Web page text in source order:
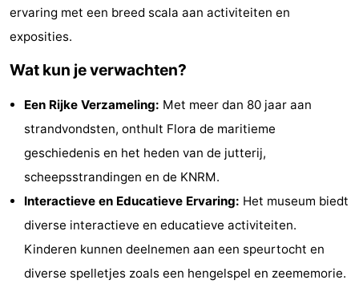
uitkijkpunten
Overnachten
Bosch
Zee
De
Vlijt
Hoeve
Holland
-
Land
en
Strandhuys
ervaring met een breed scala aan activiteiten en
exposities.
Wat kun je verwachten?
Een Rijke Verzameling: Met meer dan 80 jaar aan
strandvondsten, onthult Flora de maritieme
geschiedenis en het heden van de jutterij,
scheepsstrandingen en de KNRM.
Interactieve en Educatieve Ervaring: Het museum biedt
diverse interactieve en educatieve activiteiten.
Kinderen kunnen deelnemen aan een speurtocht en
diverse spelletjes zoals een hengelspel en zeememorie.